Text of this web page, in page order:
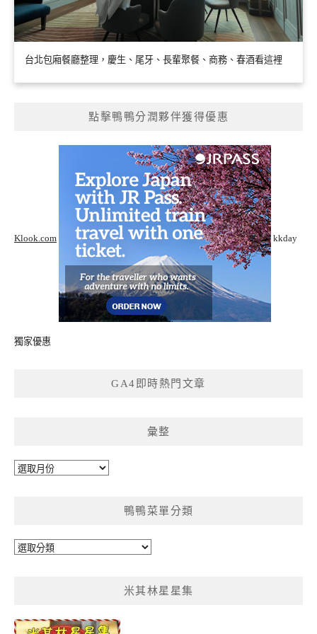
台北包廂餐廳整理，慶生、尾牙、長輩聚餐、商務、春酒看這裡
點擊鴨鴨分潤夥伴獲得優惠
Klook.com kkday
獨家優惠
GA4即時熱門文章
彙整
彙
鴨鴨菜單分類
鴨
類
米其林星星集